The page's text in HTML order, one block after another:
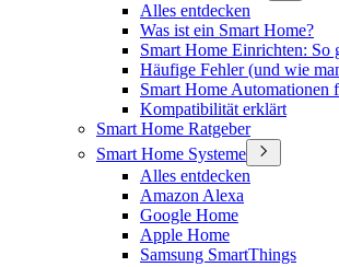
Alles entdecken
Was ist ein Smart Home?
Smart Home Einrichten: So
Häufige Fehler (und wie
Smart Home Automationen
Kompatibilität erklärt
Smart Home Ratgeber
Smart Home Systeme
Alles entdecken
Amazon Alexa
Google Home
Apple Home
Samsung SmartThings